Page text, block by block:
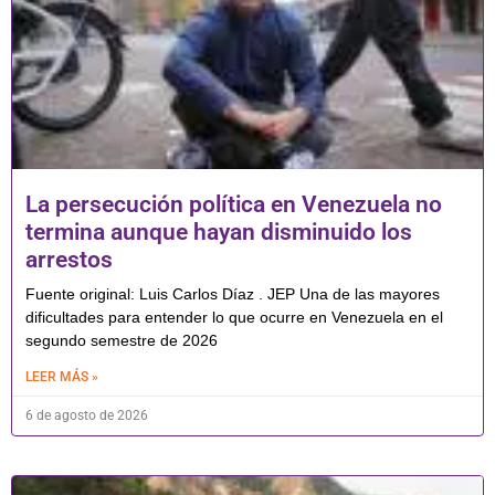
La persecución política en Venezuela no
termina aunque hayan disminuido los
arrestos
Fuente original: Luis Carlos Díaz . JEP Una de las mayores
dificultades para entender lo que ocurre en Venezuela en el
segundo semestre de 2026
LEER MÁS »
6 de agosto de 2026